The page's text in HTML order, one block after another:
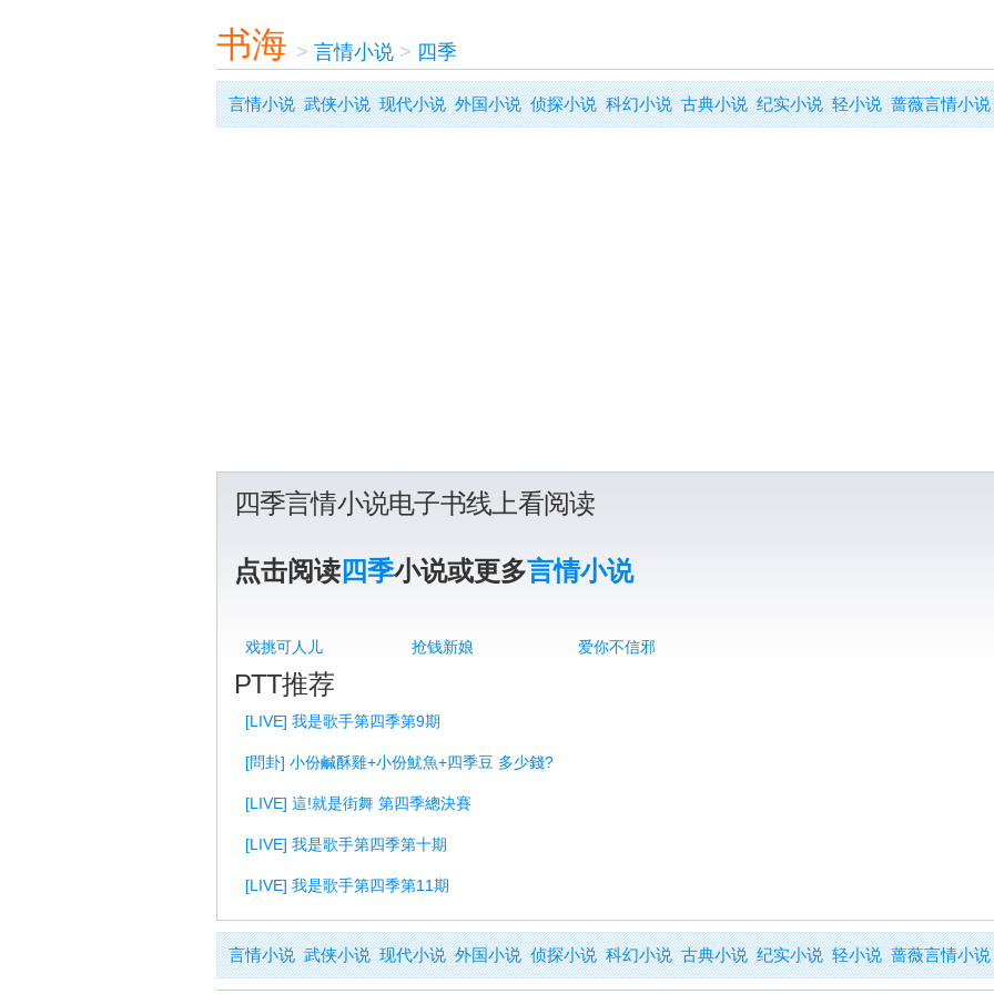
书海 > 言情小说> 四季
言情小说 武侠小说 现代小说 外国小说 侦探小说 科幻小说 古典小说 纪实小说 轻小说 蔷薇言情小说
四季言情小说电子书线上看阅读
点击阅读四季小说或更多言情小说
戏挑可人儿 抢钱新娘 爱你不信邪
PTT推荐
[LIVE] 我是歌手第四季第9期
[問卦] 小份鹹酥雞+小份魷魚+四季豆 多少錢?
[LIVE] 這!就是街舞 第四季總決賽
[LIVE] 我是歌手第四季第十期
[LIVE] 我是歌手第四季第11期
言情小说 武侠小说 现代小说 外国小说 侦探小说 科幻小说 古典小说 纪实小说 轻小说 蔷薇言情小说